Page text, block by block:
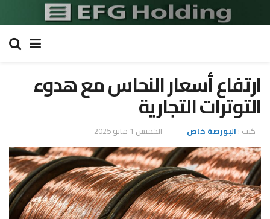
ارتفاع أسعار النحاس مع هدوء
التوترات التجارية
كتب : البورصة خاص الخميس 1 مايو 2025